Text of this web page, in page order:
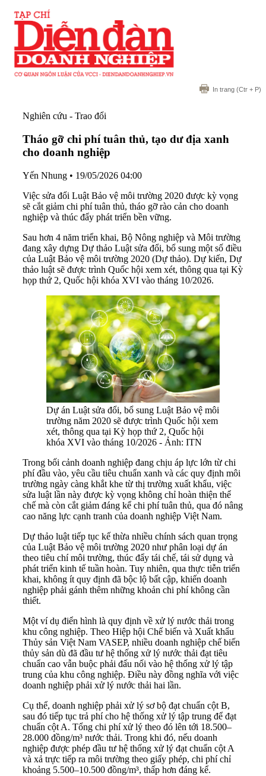
In trang (Ctr + P)
Nghiên cứu - Trao đổi
Tháo gỡ chi phí tuân thủ, tạo dư địa xanh
cho doanh nghiệp
Yến Nhung • 19/05/2026 04:00
Việc sửa đổi Luật Bảo vệ môi trường 2020 được kỳ vọng
sẽ cắt giảm chi phí tuân thủ, tháo gỡ rào cản cho doanh
nghiệp và thúc đẩy phát triển bền vững.
Sau hơn 4 năm triển khai, Bộ Nông nghiệp và Môi trường
đang xây dựng Dự thảo Luật sửa đổi, bổ sung một số điều
của Luật Bảo vệ môi trường 2020 (Dự thảo). Dự kiến, Dự
thảo luật sẽ được trình Quốc hội xem xét, thông qua tại Kỳ
họp thứ 2, Quốc hội khóa XVI vào tháng 10/2026.
Dự án Luật sửa đổi, bổ sung Luật Bảo vệ môi
trường năm 2020 sẽ được trình Quốc hội xem
xét, thông qua tại Kỳ họp thứ 2, Quốc hội
khóa XVI vào tháng 10/2026 - Ảnh: ITN
Trong bối cảnh doanh nghiệp đang chịu áp lực lớn từ chi
phí đầu vào, yêu cầu tiêu chuẩn xanh và các quy định môi
trường ngày càng khắt khe từ thị trường xuất khẩu, việc
sửa luật lần này được kỳ vọng không chỉ hoàn thiện thể
chế mà còn cắt giảm đáng kể chi phí tuân thủ, qua đó nâng
cao năng lực cạnh tranh của doanh nghiệp Việt Nam.
Dự thảo luật tiếp tục kế thừa nhiều chính sách quan trọng
của Luật Bảo vệ môi trường 2020 như phân loại dự án
theo tiêu chí môi trường, thúc đẩy tái chế, tái sử dụng và
phát triển kinh tế tuần hoàn. Tuy nhiên, qua thực tiễn triển
khai, không ít quy định đã bộc lộ bất cập, khiến doanh
nghiệp phải gánh thêm những khoản chi phí không cần
thiết.
Một ví dụ điển hình là quy định về xử lý nước thải trong
khu công nghiệp. Theo Hiệp hội Chế biến và Xuất khẩu
Thủy sản Việt Nam VASEP, nhiều doanh nghiệp chế biến
thủy sản dù đã đầu tư hệ thống xử lý nước thải đạt tiêu
chuẩn cao vẫn buộc phải đấu nối vào hệ thống xử lý tập
trung của khu công nghiệp. Điều này đồng nghĩa với việc
doanh nghiệp phải xử lý nước thải hai lần.
Cụ thể, doanh nghiệp phải xử lý sơ bộ đạt chuẩn cột B,
sau đó tiếp tục trả phí cho hệ thống xử lý tập trung để đạt
chuẩn cột A. Tổng chi phí xử lý theo đó lên tới 18.500–
28.000 đồng/m³ nước thải. Trong khi đó, nếu doanh
nghiệp được phép đầu tư hệ thống xử lý đạt chuẩn cột A
và xả trực tiếp ra môi trường theo giấy phép, chi phí chỉ
khoảng 5.500–10.500 đồng/m³, thấp hơn đáng kể.